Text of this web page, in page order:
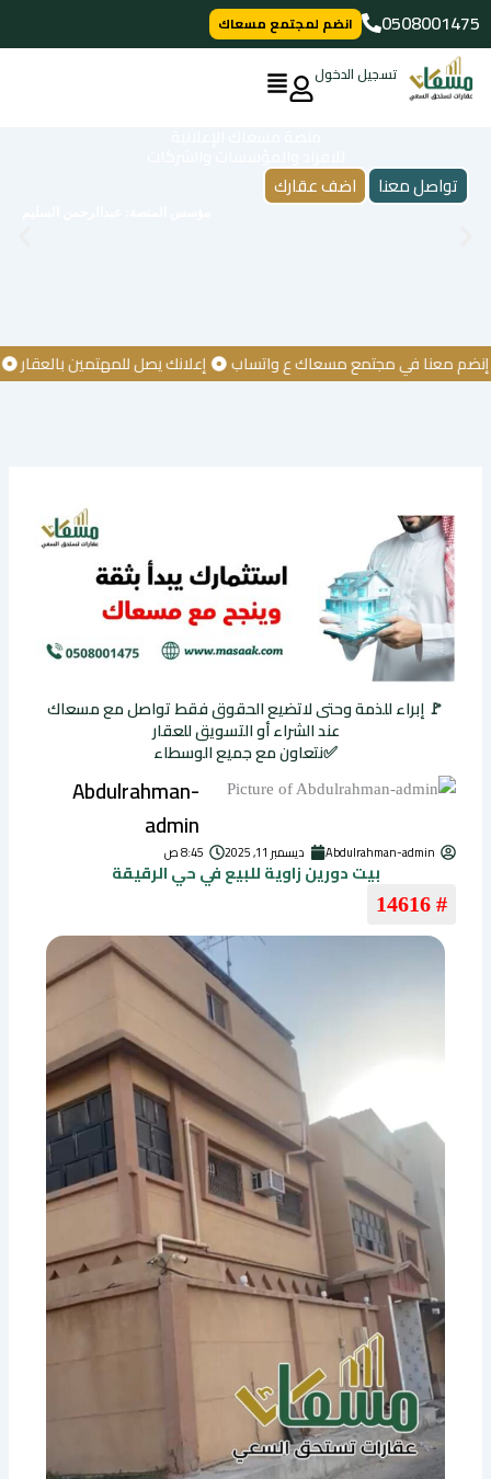
تخطي
إلى
المحتوى
0508001475
انضم لمجتمع مسعاك
تسجيل الدخول
تواصل معنا اضف عقارك
في مجتمع مسعاك ع واتساب إعلانك يصل للمهتمين بالعقار كن
🚩 إبراء للذمة وحتى لاتضيع الحقوق فقط تواصل مع مسعاك
عند الشراء أو التسويق للعقار
✅نتعاون مع جميع الوسطاء
Abdulrahman-
admin
Abdulrahman-admin ديسمبر 11, 2025 8:45 ص
بيت دورين زاوية للبيع في حي الرقيقة
# 14616